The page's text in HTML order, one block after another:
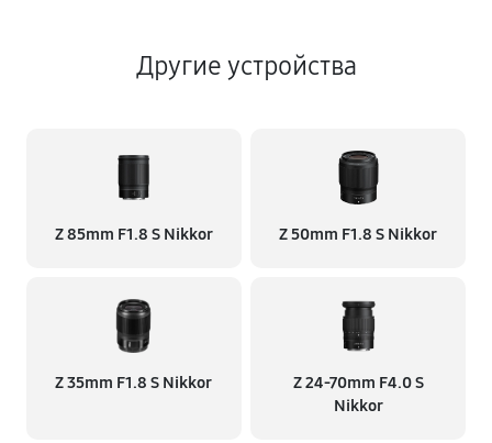
Другие устройства
Z 85mm F1.8 S Nikkor Z 50mm F1.8 S Nikkor
Z 35mm F1.8 S Nikkor
Z 24-70mm F4.0 S
Nikkor